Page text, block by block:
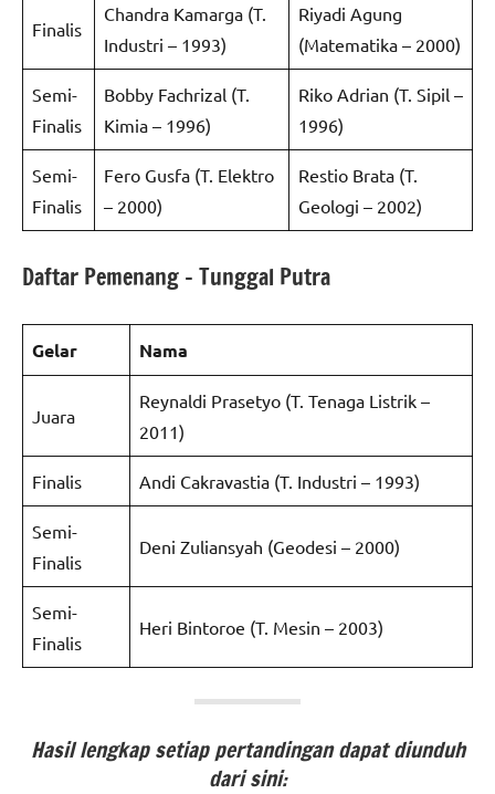
Finalis
Chandra Kamarga (T.
Industri – 1993)
Riyadi Agung
(Matematika – 2000)
Semi-
Finalis
Bobby Fachrizal (T.
Kimia – 1996)
Riko Adrian (T. Sipil –
1996)
Semi-
Finalis
Fero Gusfa (T. Elektro
– 2000)
Restio Brata (T.
Geologi – 2002)
Daftar Pemenang – Tunggal Putra
Gelar Nama
Juara
Reynaldi Prasetyo (T. Tenaga Listrik –
2011)
Finalis Andi Cakravastia (T. Industri – 1993)
Semi-
Finalis
Deni Zuliansyah (Geodesi – 2000)
Semi-
Finalis
Heri Bintoroe (T. Mesin – 2003)
Hasil lengkap setiap pertandingan dapat diunduh
dari sini: